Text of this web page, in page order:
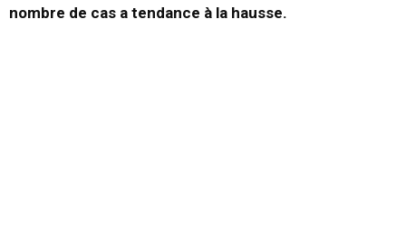
nombre de cas a tendance à la hausse.